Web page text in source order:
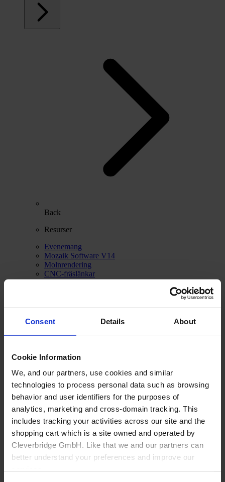
Consent Details About
Cookie Information
We, and our partners, use cookies and similar
technologies to process personal data such as browsing
behavior and user identifiers for the purposes of
analytics, marketing and cross-domain tracking. This
includes tracking your activities across our site and the
shopping cart which is a site owned and operated by
Cleverbridge GmbH. Like that we and our partners can
better understand your preferences and improve our
Back
Resurser
Evenemang
Mozaik Software V14
Molnrendering
CNC-fräslänkar